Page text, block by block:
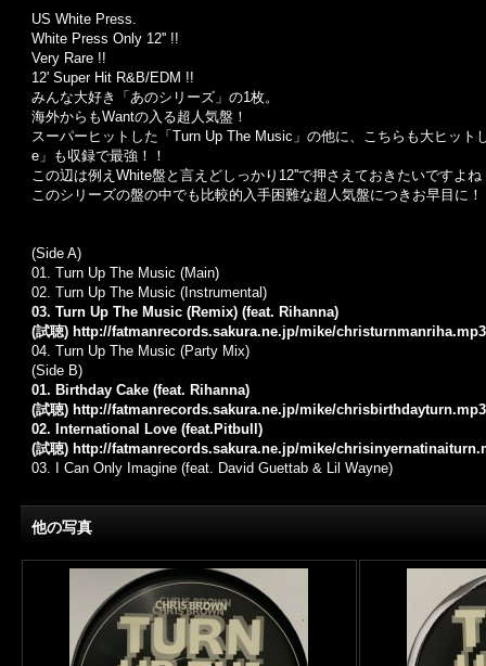
US White Press.
White Press Only 12'' !!
Very Rare !!
12' Super Hit R&B/EDM !!
みんな大好き「あのシリーズ」の1枚。
海外からもWantの入る超人気盤！
スーパーヒットした「Turn Up The Music」の他に、こちらも大ヒッ
e」も収録で最強！！
この辺は例えWhite盤と言えどしっかり12''で押さえておきたいですよね
このシリーズの盤の中でも比較的入手困難な超人気盤につきお早目に！
(Side A)
01. Turn Up The Music (Main)
02. Turn Up The Music (Instrumental)
03. Turn Up The Music (Remix) (feat. Rihanna)
(試聴) http://fatmanrecords.sakura.ne.jp/mike/christurnmanriha.mp3
04. Turn Up The Music (Party Mix)
(Side B)
01. Birthday Cake (feat. Rihanna)
(試聴) http://fatmanrecords.sakura.ne.jp/mike/chrisbirthdayturn.mp3
02. International Love (feat.Pitbull)
(試聴) http://fatmanrecords.sakura.ne.jp/mike/
03. I Can Only Imagine (feat. David Guettab & Lil Wayne)
他の写真